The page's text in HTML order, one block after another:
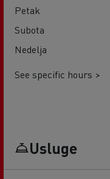
Petak
Subota
Nedelja
See specific hours >
Usluge